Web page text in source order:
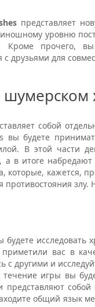
представляет
уровню
Кроме прочего,
друзьями для
шумерском
собой
вы будете
В этой части
в итоге
которые, кажется,
злу.
будете
вас в
с другими и
течение игры вы
общий язык